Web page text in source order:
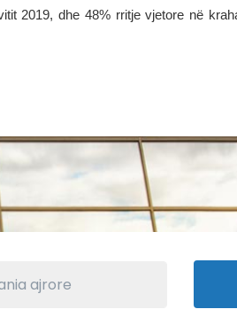
2019, dhe 48% rritje vjetore në